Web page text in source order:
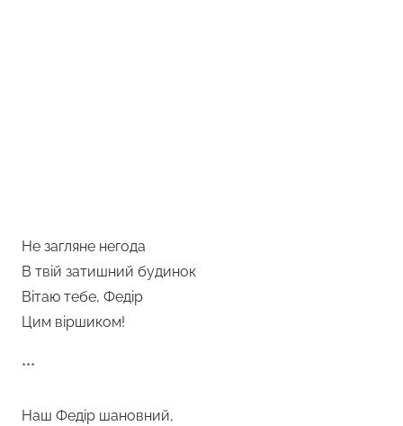
Не загляне негода
В твій затишний будинок
Вітаю тебе, Федір
Цим віршиком!
***
Наш Федір шановний,